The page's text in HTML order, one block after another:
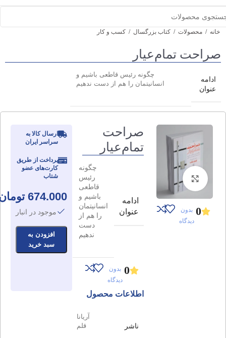
خانه / محصولات / کتاب بزرگسال / کسب و کار
صراحت تمام‌عیار
ادامه
عنوان
چگونه رئیس قاطعی باشیم و
انسانیتمان را هم از دست ندهیم
0 بدون
دیدگاه
صراحت
تمام‌عیار
ادامه
عنوان
چگونه
رئیس
قاطعی
باشیم و
انسانیتمان
را هم از
دست
ندهیم
0 بدون
دیدگاه
اطلاعات محصول
ناشر
آریانا
قلم
ارسال کالا به
سراسر ایران
پرداخت از طریق
کارت‌های عضو
شتاب
674.000
موجود در انبار
افزودن به
سبد خرید